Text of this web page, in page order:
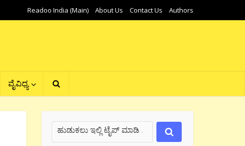
Readoo India (Main) About Us Contact Us Authors
ವೈವಿಧ್ಯ